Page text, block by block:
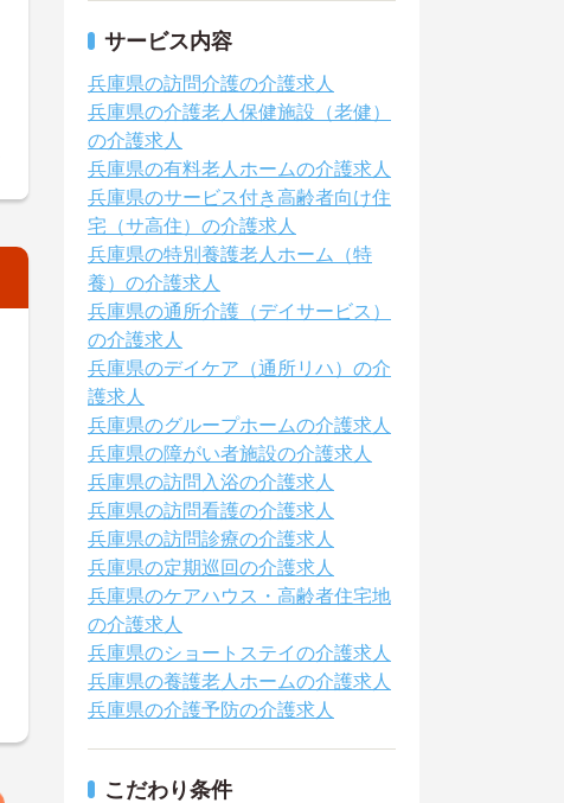
サービス内容
兵庫県の訪問介護の介護求人
兵庫県の介護老人保健施設（老健）
の介護求人
兵庫県の有料老人ホームの介護求人
兵庫県のサービス付き高齢者向け住
宅（サ高住）の介護求人
兵庫県の特別養護老人ホーム（特
養）の介護求人
兵庫県の通所介護（デイサービス）
の介護求人
兵庫県のデイケア（通所リハ）の介
護求人
兵庫県のグループホームの介護求人
兵庫県の障がい者施設の介護求人
兵庫県の訪問入浴の介護求人
兵庫県の訪問看護の介護求人
兵庫県の訪問診療の介護求人
兵庫県の定期巡回の介護求人
兵庫県のケアハウス・高齢者住宅地
の介護求人
兵庫県のショートステイの介護求人
兵庫県の養護老人ホームの介護求人
兵庫県の介護予防の介護求人
こだわり条件